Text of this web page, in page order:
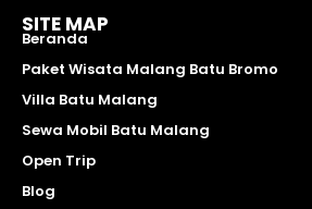
SITE MAP
Beranda
Paket Wisata Malang Batu Bromo
Villa Batu Malang
Sewa Mobil Batu Malang
Open Trip
Blog